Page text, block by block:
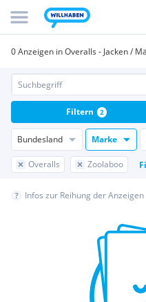
0 Anzeigen in Overalls - Jacken /
Bundesland Marke
Overalls Zoolaboo
Filtern 2
Infos zur Reihung der Anzeigen